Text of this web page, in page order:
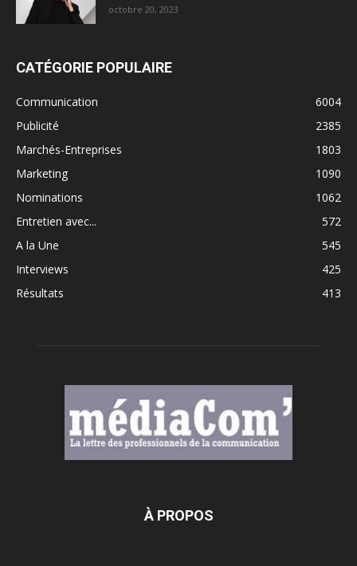
octobre 20, 2023
CATÉGORIE POPULAIRE
Communication
6004
Publicité
2385
Marchés-Entreprises
1803
Marketing
1090
Nominations
1062
Entretien avec...
572
A la Une
545
Interviews
425
Résultats
413
À PROPOS